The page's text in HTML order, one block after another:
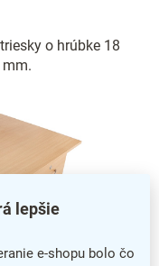
lepšie
e-shopu bolo čo
o hrúbke 18